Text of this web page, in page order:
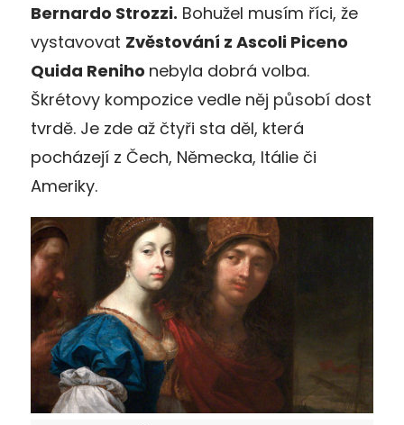
Bernardo Strozzi. Bohužel musím říci, že
vystavovat Zvěstování z Ascoli Piceno
Quida Reniho nebyla dobrá volba.
Škrétovy kompozice vedle něj působí dost
tvrdě. Je zde až čtyři sta děl, která
pocházejí z Čech, Německa, Itálie či
Ameriky.